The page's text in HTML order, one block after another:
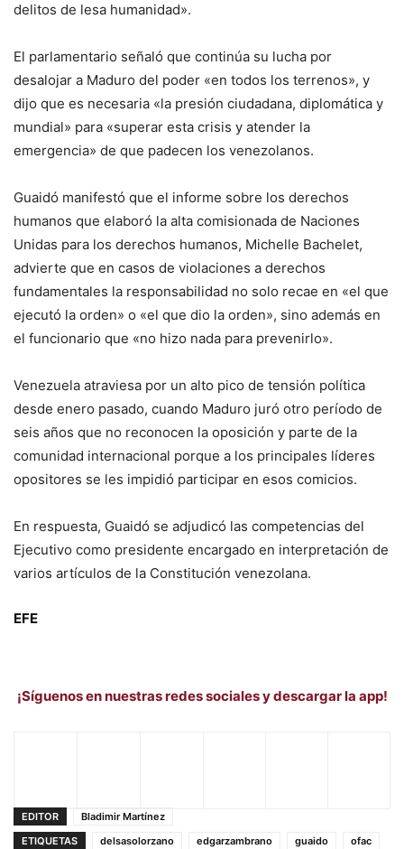
delitos de lesa humanidad».
El parlamentario señaló que continúa su lucha por
desalojar a Maduro del poder «en todos los terrenos», y
dijo que es necesaria «la presión ciudadana, diplomática y
mundial» para «superar esta crisis y atender la
emergencia» de que padecen los venezolanos.
Guaidó manifestó que el informe sobre los derechos
humanos que elaboró la alta comisionada de Naciones
Unidas para los derechos humanos, Michelle Bachelet,
advierte que en casos de violaciones a derechos
fundamentales la responsabilidad no solo recae en «el que
ejecutó la orden» o «el que dio la orden», sino además en
el funcionario que «no hizo nada para prevenirlo».
Venezuela atraviesa por un alto pico de tensión política
desde enero pasado, cuando Maduro juró otro período de
seis años que no reconocen la oposición y parte de la
comunidad internacional porque a los principales líderes
opositores se les impidió participar en esos comicios.
En respuesta, Guaidó se adjudicó las competencias del
Ejecutivo como presidente encargado en interpretación de
varios artículos de la Constitución venezolana.
EFE
¡Síguenos en nuestras redes sociales y descargar la app!
EDITOR
Bladimir Martínez
ETIQUETAS
delsasolorzano edgarzambrano guaido
ofac